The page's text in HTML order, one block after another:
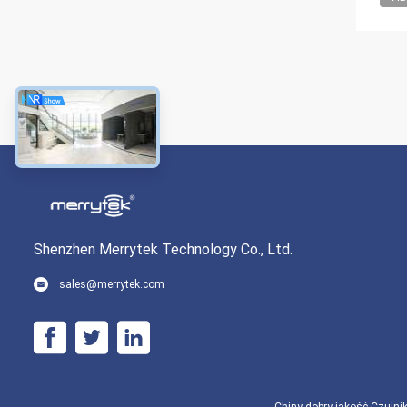
Shenzhen Merrytek Technology Co., Ltd.
sales@merrytek.com